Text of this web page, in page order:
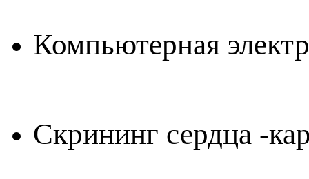
Компьютерная
Скрининг сердца -